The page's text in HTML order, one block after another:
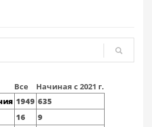
Все
Начиная с 2021 г.
1949 635
16
9